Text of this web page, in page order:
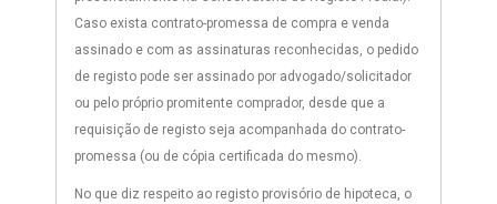
Caso exista contrato-promessa de compra e venda
assinado e com as assinaturas reconhecidas, o pedido
de registo pode ser assinado por advogado/solicitador
ou pelo próprio promitente comprador, desde que a
requisição de registo seja acompanhada do contrato-
promessa (ou de cópia certificada do mesmo).
No que diz respeito ao registo provisório de hipoteca, o